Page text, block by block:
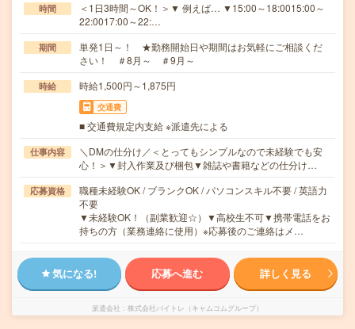
時間
＜1日3時間～OK！＞▼ 例えば… ▼15:00～18:0015:00～
22:0017:00～22:…
期間
単発1日～！ ★勤務開始日や期間はお気軽にご相談くだ
さい！ ＃8月～ ＃9月～
時給 時給1,500円～1,875円
交通費
■ 交通費規定内支給 ※派遣先による
仕事内容
＼DMの仕分け／＜とってもシンプルなので未経験でも安
心！＞▼封入作業及び梱包▼雑誌や書籍などの仕分け…
応募資格
職種未経験OK / ブランクOK / パソコンスキル不要 / 英語力
不要
▼未経験OK！（副業歓迎☆）▼高校生不可▼携帯電話をお
持ちの方（業務連絡に使用）※応募後のご連絡はメ…
気になる! 応募へ進む 詳しく見る
派遣会社 株式会社バイトレ（キャムコムグループ）